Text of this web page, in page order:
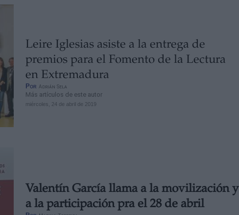
Leire Iglesias asiste a la entrega de
premios para el Fomento de la Lectura
en Extremadura
Por Adrián Sela
Más artículos de este autor
miércoles, 24 de abril de 2019
Valentín García llama a la movilización y
a la participación pra el 28 de abril